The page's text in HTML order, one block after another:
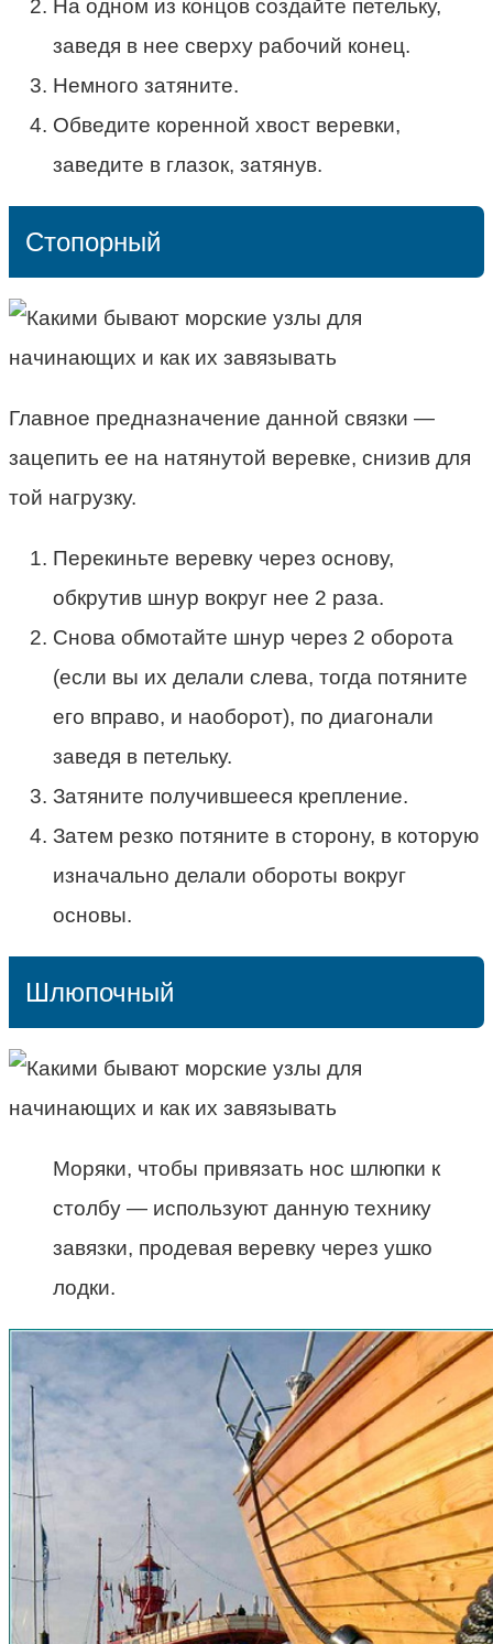
На одном из концов создайте петельку,
заведя в нее сверху рабочий конец.
Немного затяните.
Обведите коренной хвост веревки,
заведите в глазок, затянув.
Стопорный
Главное предназначение данной связки —
зацепить ее на натянутой веревке, снизив для
той нагрузку.
Перекиньте веревку через основу,
обкрутив шнур вокруг нее 2 раза.
Снова обмотайте шнур через 2 оборота
(если вы их делали слева, тогда потяните
его вправо, и наоборот), по диагонали
заведя в петельку.
Затяните получившееся крепление.
Затем резко потяните в сторону, в которую
изначально делали обороты вокруг
основы.
Шлюпочный
Моряки, чтобы привязать нос шлюпки к
столбу — используют данную технику
завязки, продевая веревку через ушко
лодки.